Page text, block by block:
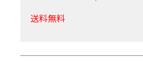
送料無料